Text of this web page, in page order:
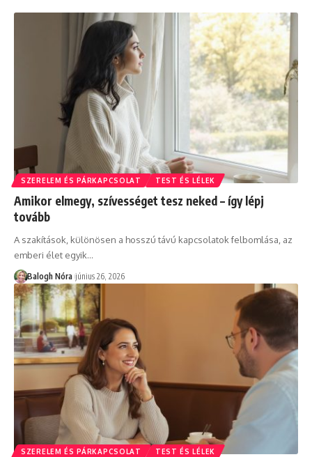
SZERELEM ÉS PÁRKAPCSOLAT TEST ÉS LÉLEK
Amikor elmegy, szívességet tesz neked – így lépj
tovább
A szakítások, különösen a hosszú távú kapcsolatok felbomlása, az
emberi élet egyik…
Balogh Nóra június 26, 2026
SZERELEM ÉS PÁRKAPCSOLAT TEST ÉS LÉLEK